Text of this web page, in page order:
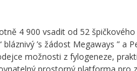
4 900 vsadit od 52
’s žádost Megaways ” a
možnosti z fylogeneze,